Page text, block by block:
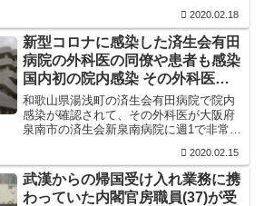
生きたい気持ちも伝わってくるんやけど
なぁ。「自殺配信した後のことを考えて
ニヤニヤしてる伝説になれ...
2020.02.18
新型コロナに感染した済生会有田
病院の外科医の同僚や患者も感染
国内初の院内感染 その外科医は
週1で大阪の済生会新泉南病院に
も勤務
和歌山県湯浅町の済生会有田病院で院内
感染が確認されて、その外科医が大阪府
泉南市の済生会新泉南病院に週1で非常勤
電車で通勤して、和歌山では院内感染。
これはもうアウトブレイク待ったなしで
すな。
2020.02.15
武漢からの帰国受け入れ業務に携
わっていた内閣官房職員(37)が受